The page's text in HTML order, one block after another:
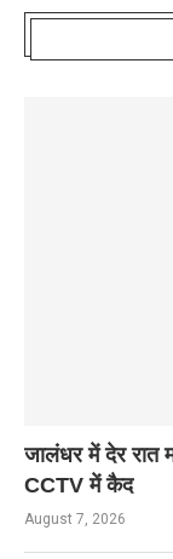
जालंधर में देर रात
CCTV में कैद
August 7, 2026